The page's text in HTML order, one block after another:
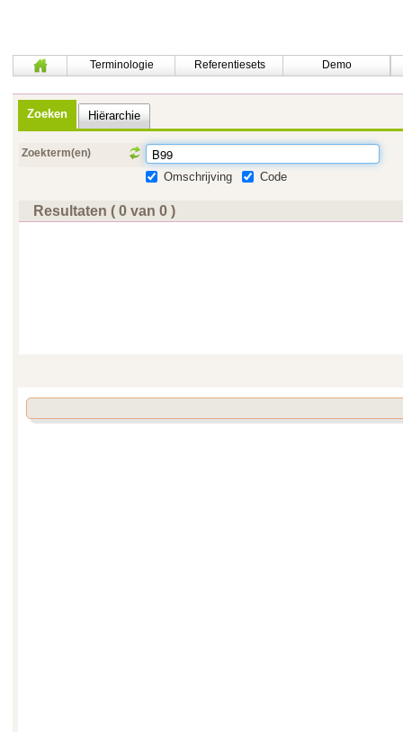
Terminologie Referentiesets Demo
Zoeken Hiërarchie
Zoekterm(en)
Omschrijving Code
Resultaten ( 0 van 0 )